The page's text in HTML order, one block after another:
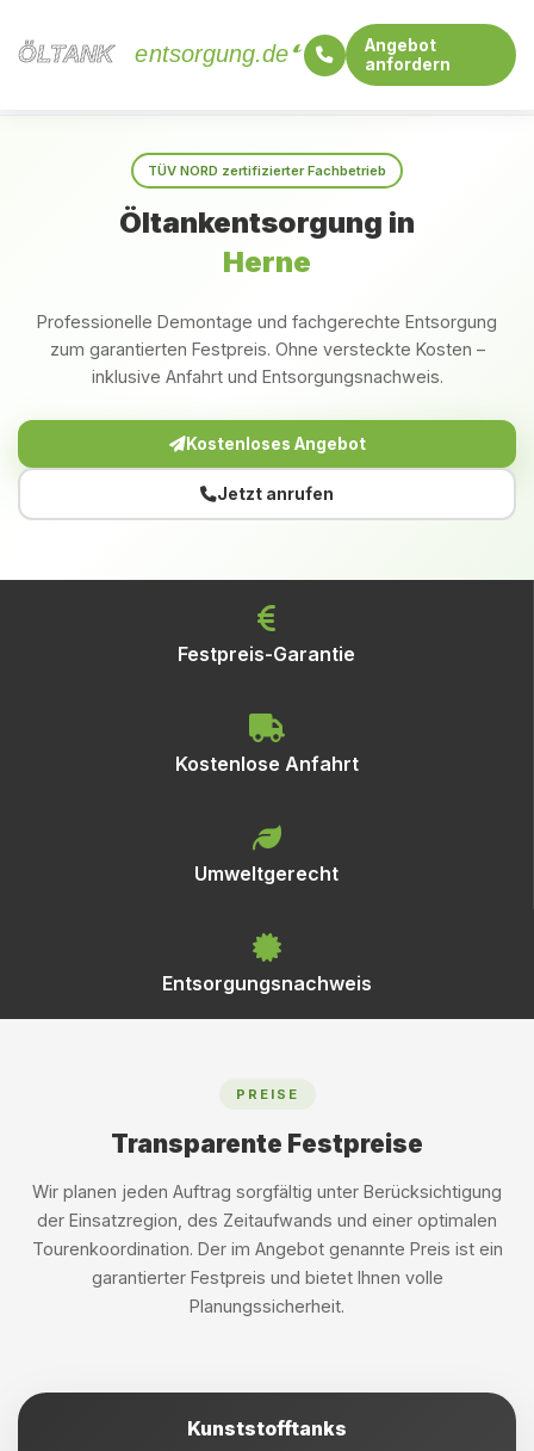
ÖLTANK
ÖLTANK entsorgung.de
Angebot
anfordern
TÜV NORD zertifizierter Fachbetrieb
Öltankentsorgung in
Herne
Professionelle Demontage und fachgerechte Entsorgung
zum garantierten Festpreis. Ohne versteckte Kosten –
inklusive Anfahrt und Entsorgungsnachweis.
Kostenloses Angebot
Jetzt anrufen
Festpreis-Garantie
Kostenlose Anfahrt
Umweltgerecht
Entsorgungsnachweis
PREISE
Transparente Festpreise
Wir planen jeden Auftrag sorgfältig unter Berücksichtigung
der Einsatzregion, des Zeitaufwands und einer optimalen
Tourenkoordination. Der im Angebot genannte Preis ist ein
garantierter Festpreis und bietet Ihnen volle
Planungssicherheit.
Kunststofftanks